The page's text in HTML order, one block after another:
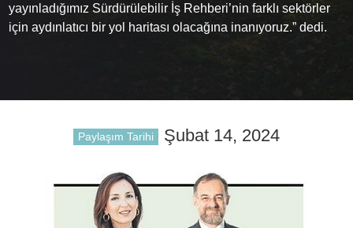
yayınladığımız Sürdürülebilir İş Rehberi’nin farklı sektörler
için aydınlatıcı bir yol haritası olacağına inanıyoruz.” dedi.
Paylaşım Tarihi Şubat 14, 2024